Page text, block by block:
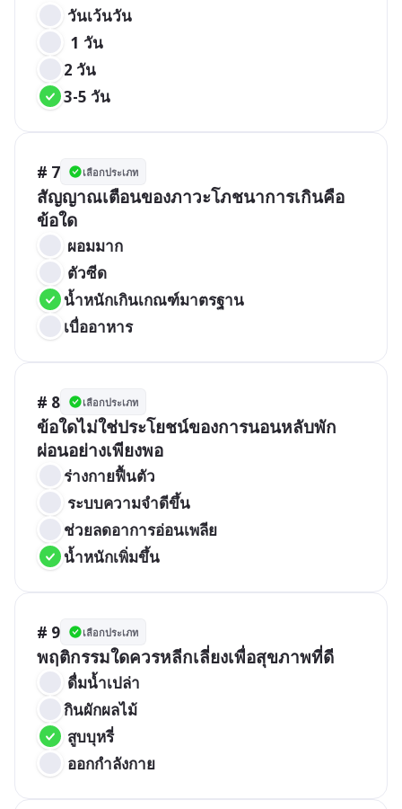
วันเว้นวัน
  1 วัน
2 วัน
3-5 วัน
# 7 เลือกประเภท
สัญญาณเตือนของภาวะโภชนาการเกินคือ
ผอมมาก
ตัวซีด
น้ำหนักเกินเกณฑ์มาตรฐาน
เบื่ออาหาร
# 8 เลือกประเภท
ข้อใดไม่ใช่ประโยชน์ของการนอนหลับพัก
ร่างกายฟื้นตัว
ระบบความจำดีขึ้น
ช่วยลดอาการอ่อนเพลีย
น้ำหนักเพิ่มขึ้น
# 9 เลือกประเภท
พฤติกรรมใดควรหลีกเลี่ยงเพื่อสุขภาพที่ดี
ดื่มน้ำเปล่า
กินผักผลไม้
สูบบุหรี่
ออกกำลังกาย